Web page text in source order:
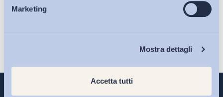
Marketing
Mostra dettagli
Accetta tutti
EventiIscriviti